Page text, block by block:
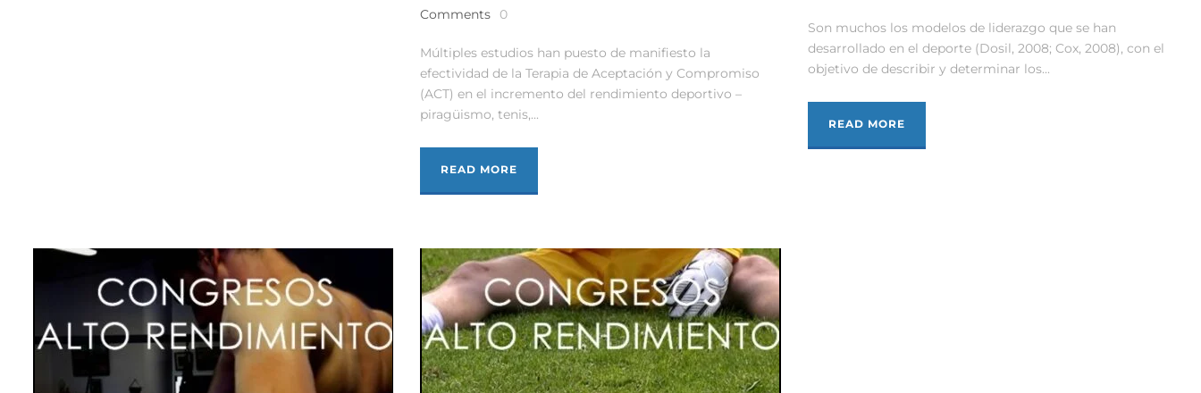
Comments
0
Múltiples estudios han puesto de manifiesto la
efectividad de la Terapia de Aceptación y Compromiso
(ACT) en el incremento del rendimiento deportivo –
piragüismo, tenis,...
READ MORE
Son muchos los modelos de liderazgo que se han
desarrollado en el deporte (Dosil, 2008; Cox, 2008), con el
objetivo de describir y determinar los...
READ MORE